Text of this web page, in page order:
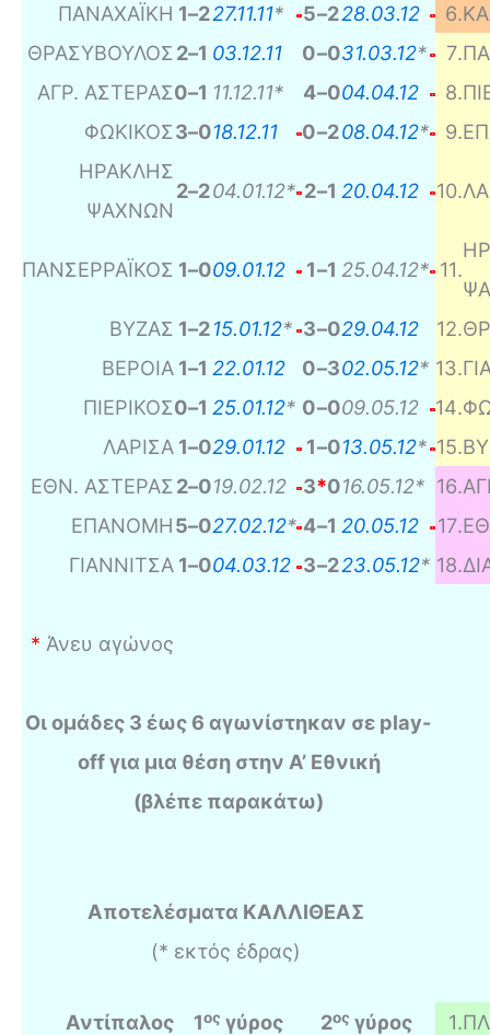
ΠΑΝΑΧΑΪΚΗ 1–227.11.11* 5–228.03.12 6.
ΘΡΑΣΥΒΟΥΛΟΣ2–1 03.12.11 0–031.03.12* 7.
ΑΓΡ. ΑΣΤΕΡΑΣ0–1 11.12.11* 4–004.04.12 8.
ΦΩΚΙΚΟΣ3–018.12.11 0–208.04.12* 9.
ΗΡΑΚΛΗΣ
ΨΑΧΝΩΝ
2–204.01.12* 2–1 20.04.12 10.
ΠΑΝΣΕΡΡΑΪΚΟΣ 1–009.01.12 1–1 25.04.12* 11.
ΒΥΖΑΣ 1–215.01.12* 3–029.04.12 12.
ΒΕΡΟΙΑ 1–1 22.01.12 0–302.05.12* 13.
ΠΙΕΡΙΚΟΣ0–1 25.01.12* 0–009.05.12 14.
ΛΑΡΙΣΑ 1–029.01.12 1–013.05.12* 15.
ΕΘΝ. ΑΣΤΕΡΑΣ2–019.02.12 3*016.05.12* 16.
ΕΠΑΝΟΜΗ5–027.02.12* 4–1 20.05.12 17.
ΓΙΑΝΝΙΤΣΑ 1–004.03.12 3–223.05.12* 18.
* Άνευ αγώνος
Οι ομάδες 3 έως 6 αγωνίστηκαν σε play-
off για μια θέση στην Α’ Εθνική
(βλέπε παρακάτω)
Αποτελέσματα ΚΑΛΛΙΘΕΑΣ
(* εκτός έδρας)
Αντίπαλος 1ος γύρος 2ος γύρος 1.